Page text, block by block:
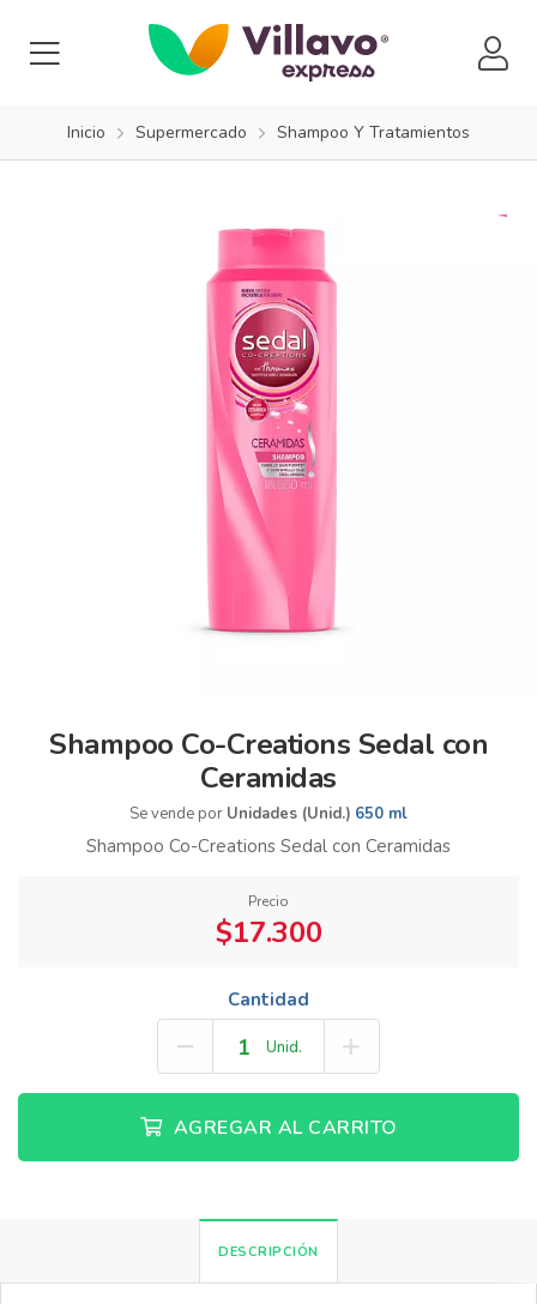
Inicio Supermercado Shampoo Y Tratamientos
Shampoo Co-Creations Sedal con
Ceramidas
Se vende por Unidades (Unid.) 650 ml
Shampoo Co-Creations Sedal con Ceramidas
Precio
$17.300
Cantidad
Unid.
AGREGAR AL CARRITO
DESCRIPCIÓN